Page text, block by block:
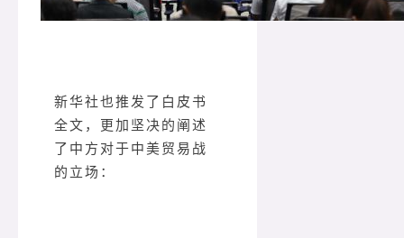
新华社也推发了白皮书
全文，更加坚决的阐述
了中方对于中美贸易战
的立场：